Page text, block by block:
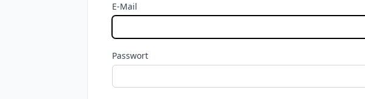
E-Mail
Passwort